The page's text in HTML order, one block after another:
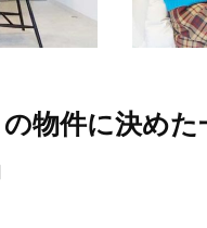
物件に決めた